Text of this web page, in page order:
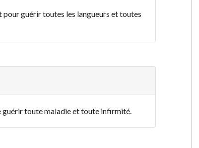
pour guérir toutes les langueurs et toutes
guérir toute maladie et toute infirmité.